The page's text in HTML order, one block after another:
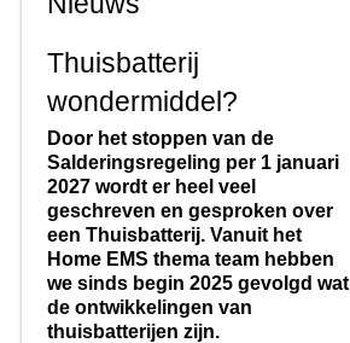
Thuisbatterij
wondermiddel?
Door het stoppen van de
Salderingsregeling per 1 januari
2027 wordt er heel veel
geschreven en gesproken over
een Thuisbatterij. Vanuit het
Home EMS thema team hebben
we sinds begin 2025 gevolgd wat
de ontwikkelingen van
thuisbatterijen zijn.